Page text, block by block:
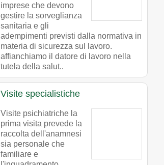
imprese che devono
gestire la sorveglianza
sanitaria e gli
adempimenti previsti dalla normativa in
materia di sicurezza sul lavoro.
affianchiamo il datore di lavoro nella
tutela della salut..
Visite specialistiche
Visite psichiatriche la
prima visita prevede la
raccolta dell'anamnesi
sia personale che
familiare e